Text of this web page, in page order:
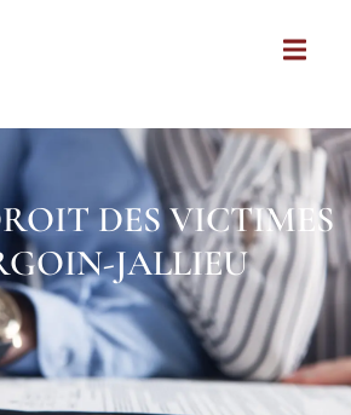
DES VICTIMES
JALLIEU